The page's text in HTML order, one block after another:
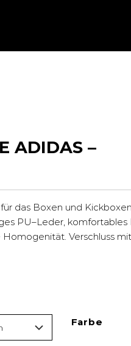
ADIDAS –
das Boxen und
PU–Leder,
Verschluss
Farbe